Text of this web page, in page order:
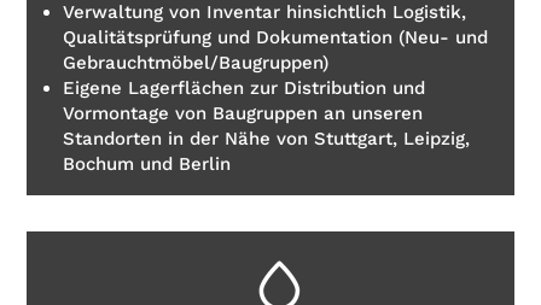
Verwaltung von Inventar hinsichtlich Logistik,
Qualitätsprüfung und Dokumentation (Neu- und
Gebrauchtmöbel/Baugruppen)
Eigene Lagerflächen zur Distribution und
Vormontage von Baugruppen an unseren
Standorten in der Nähe von Stuttgart, Leipzig,
Bochum und Berlin